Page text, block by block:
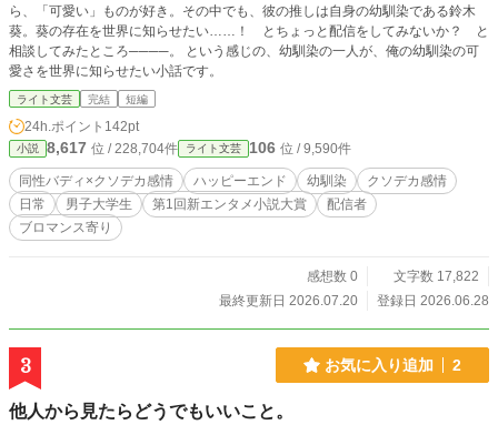
ら、「可愛い」ものが好き。その中でも、彼の推しは自身の幼馴染である鈴木
葵。葵の存在を世界に知らせたい……！ とちょっと配信をしてみないか？ と
相談してみたところ────。 という感じの、幼馴染の一人が、俺の幼馴染の可
愛さを世界に知らせたい小話です。
ライト文芸 完結 短編
24h.ポイント 142pt
小説 8,617 位 / 228,704件 ライト文芸 106 位 / 9,590件
同性バディ×クソデカ感情 ハッピーエンド 幼馴染
クソデカ感情
日常
男子大学生 第1回新エンタメ小説大賞
配信者
ブロマンス寄り
感想数 0
文字数 17,822
最終更新日 2026.07.20
登録日 2026.06.28
3 お気に入り追加 2
他人から見たらどうでもいいこと。